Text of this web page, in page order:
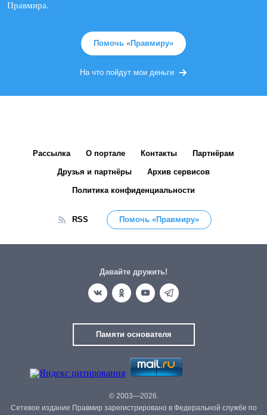
Правмира.
Помочь «Правмиру»
На что пойдут мои деньги
Рассылка О портале Контакты Партнёрам
Друзья и партнёры Архив сервисов
Политика конфиденциальности
RSS Помочь «Правмиру»
Давайте дружить!
Памяти основателя
© 2003—2026.
Сетевое издание Правмир зарегистрировано в Федеральной службе по